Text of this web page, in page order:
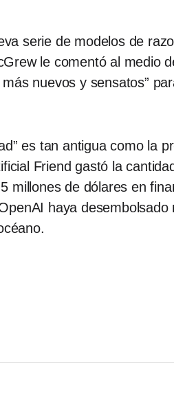
serie de modelos de
le comentó al medio
nuevos y sensatos”
es tan antigua como la
Friend gastó la
millones de dólares en
haya